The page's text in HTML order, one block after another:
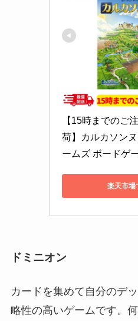
【15時までのご
荷】カルカソン
ームズ ボードゲ
楽天市場
ドミニオン
カードを集めて自分のデ
略性の高いゲームです。